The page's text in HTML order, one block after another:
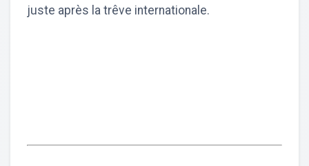
juste après la trêve internationale.